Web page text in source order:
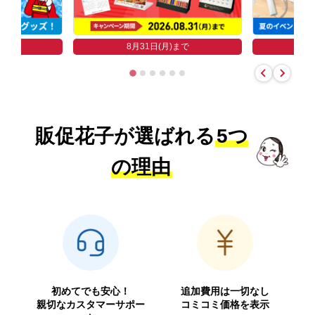
8月31日(月)まで
販促花子が選ばれる5つ
の理由
初めてでも安心！
親切なカスタマーサポー
追加費用は一切なし
コミコミ価格を表示